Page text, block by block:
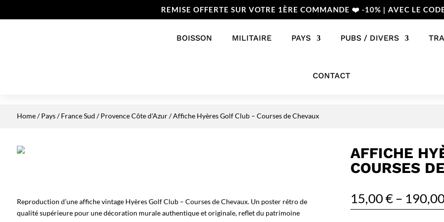
REMISE OFFERTE SUR VOTRE 1ÈRE COMMANDE ❤️ -10% | AVEC LE
BOISSON MILITAIRE PAYS PUBS / DIVERS
CONTACT
Home/Pays/France Sud /Provence Côte d'Azur/ Affiche Hyères Golf Club – Courses de Chevaux
Reproduction d’une affiche vintage Hyères Golf Club – Courses de Chevaux. Un poster rétro de
qualité supérieure pour une décoration murale authentique et originale, reflet du patrimoine
AFFICHE
COURSES
15,00€ –